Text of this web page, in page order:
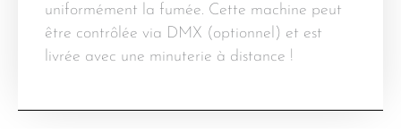
uniformément la fumée. Cette machine peut
être contrôlée via DMX (optionnel) et est
livrée avec une minuterie à distance !